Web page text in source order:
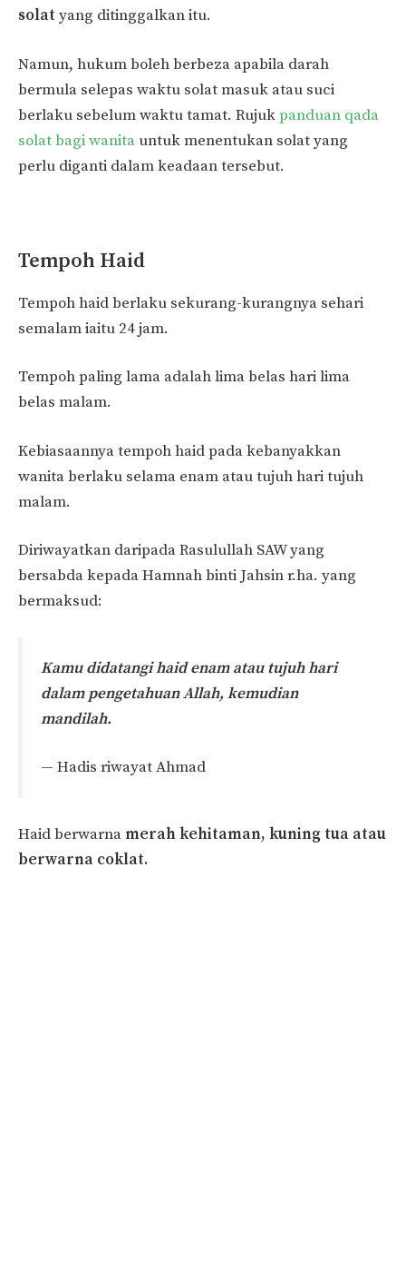
solat yang ditinggalkan itu.
Namun, hukum boleh berbeza apabila darah
bermula selepas waktu solat masuk atau suci
berlaku sebelum waktu tamat. Rujukpanduan qada
solat bagi wanita untuk menentukan solat yang
perlu diganti dalam keadaan tersebut.
Tempoh Haid
Tempoh haid berlaku sekurang-kurangnya sehari
semalam iaitu 24 jam.
Tempoh paling lama adalah lima belas hari lima
belas malam.
Kebiasaannya tempoh haid pada kebanyakkan
wanita berlaku selama enam atau tujuh hari tujuh
malam.
Diriwayatkan daripada Rasulullah SAW yang
bersabda kepada Hamnah binti Jahsin r.ha. yang
bermaksud:
Kamu didatangi haid enam atau tujuh hari
dalam pengetahuan Allah, kemudian
mandilah.
— Hadis riwayat Ahmad
Haid berwarnamerah kehitaman, kuning tua atau
berwarna coklat.